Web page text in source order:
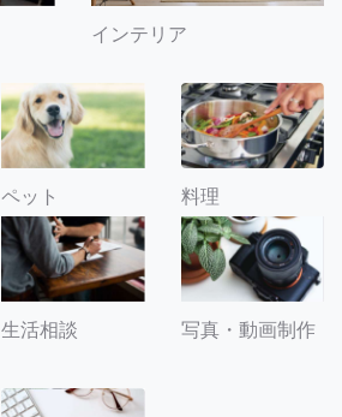
インテリア
ペット 料理
生活相談 写真・動画制作